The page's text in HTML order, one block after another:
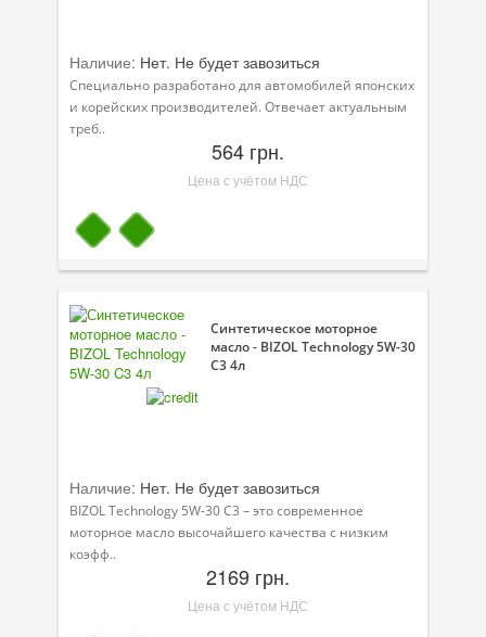
Клеи и герметики
Профи-серия
Уход за кондиционером
Специальные программы
Масла для лодочных моторов
Моторное масло для мотоцикла
Оружейное масло
Промышленная программа
Технологические жидкости
Зимняя программа
Наличие: Нет. Не будет завозиться
Специально разработано для автомобилей японских
и корейских производителей. Отвечает актуальным
треб..
564 грн.
Цена с учётом НДС
Синтетическое моторное
масло - BIZOL Technology 5W-30
C3 4л
Наличие: Нет. Не будет завозиться
BIZOL Technology 5W-30 C3 – это современное
моторное масло высочайшего качества с низким
коэфф..
2169 грн.
Цена с учётом НДС